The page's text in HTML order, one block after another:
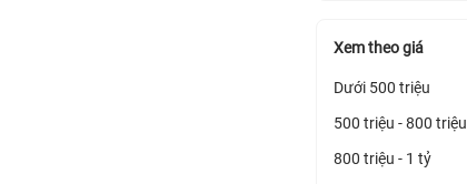
Xem theo giá
Dưới 500 triệu
500 triệu - 800 triệu
800 triệu - 1 tỷ